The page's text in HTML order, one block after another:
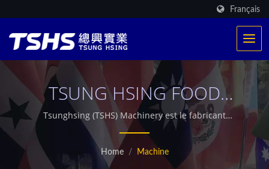
Français
TSUNG HSING FOOD
MACHINERY CO., LTD.
Tsunghsing (TSHS) Machinery est le fabricant
professionnel de machines de friture continues et de
systèmes d'équipement de séchage alimentaire multi.
Home / Machine